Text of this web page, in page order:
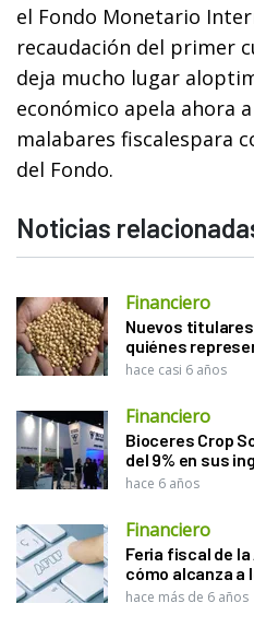
el Fondo Monetario
recaudación del primer
deja mucho lugar
económico apela ahora
malabares fiscalespara
del Fondo.
Noticias
Financiero
Nuevos
quiénes
hace casi 6 años
Financiero
Bioceres Crop
del 9% en sus
hace 6 años
Financiero
Feria fiscal de
cómo alcanza
hace más de 6 años